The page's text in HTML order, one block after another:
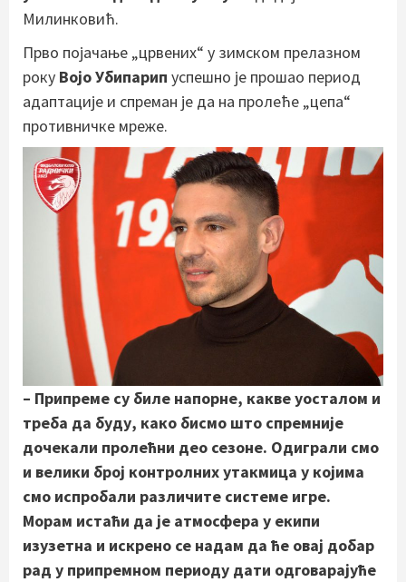
Милинковић.
Прво појачање „црвених“ у зимском прелазном
року Војо Убипарип успешно је прошао период
адаптације и спреман је да на пролеће „цепа“
противничке мреже.
– Припреме су биле напорне, какве уосталом и
треба да буду, како бисмо што спремније
дочекали пролећни део сезоне. Одиграли смо
и велики број контролних утакмица у којима
смо испробали различите системе игре.
Морам истаћи да је атмосфера у екипи
изузетна и искрено се надам да ће овај добар
рад у припремном периоду дати одговарајуће